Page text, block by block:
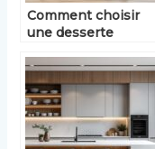
Comment choisir
une desserte
élégante ?